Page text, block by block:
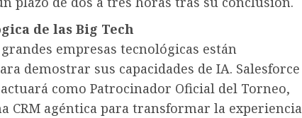
de las Big Tech
empresas tecnológicas están
demostrar sus capacidades de IA. Salesforce
como Patrocinador Oficial del Torneo,
CRM agéntica para transformar la experiencia